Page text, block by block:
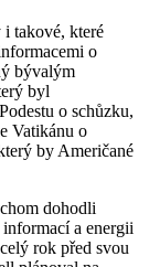
takové, které
o
bývalým
byl
o schůzku,
Vatikánu o
by Američané
dohodli
a energii
rok před svou